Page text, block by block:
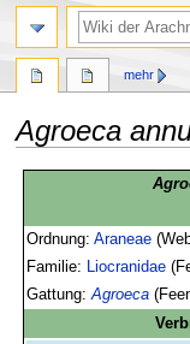
Agroeca
springen
springen
Ordnung:Araneae
Familie:
Liocranidae
Gattung:Agroeca
mehr